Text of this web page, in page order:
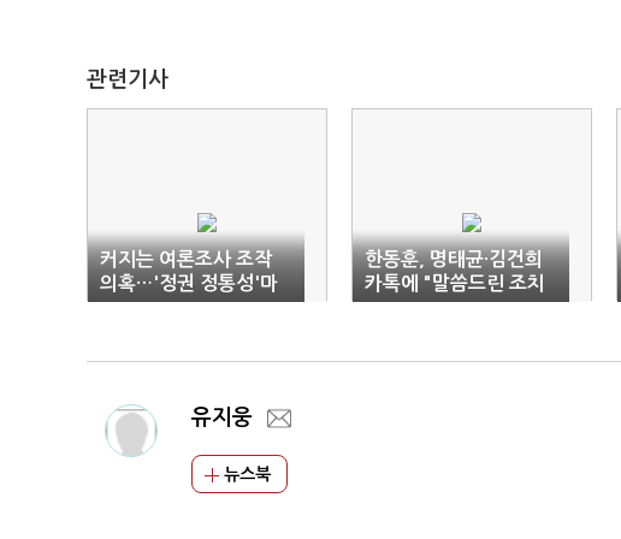
관련기사
커지는 여론조사 조작
의혹…'정권 정통성'마
저 흔들
한동훈, 명태균·김건희
카톡에 "말씀드린 조치
실행해야"
유지웅
뉴스북